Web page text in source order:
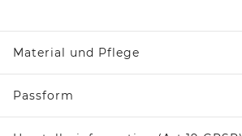
Material und Pflege
Passform